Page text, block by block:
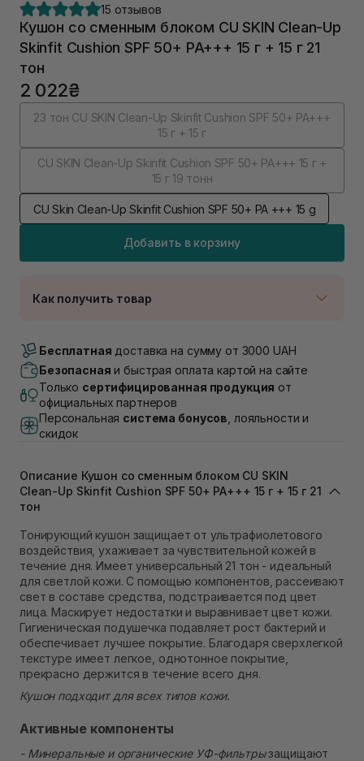
15 отзывов
Кушон со сменным блоком CU SKIN Clean-Up
Skinfit Cushion SPF 50+ PA+++ 15 г + 15 г 21
тон
2 022₴
23 тон CU SKIN Clean-Up Skinfit Cushion SPF 50+ PA+++
15 г + 15 г
CU SKIN Clean-Up Skinfit Cushion SPF 50+ PA+++ 15 г +
15 г 19 тонн
CU Skin Clean-Up Skinfit Cushion SPF 50+ PA +++ 15 g
Добавить в корзину
Как получить товар
В наличии
Самовывоз г. Луцк, Винниченка 4
Самовывоз г. Львов, ул. Академика Подстригача,
1В (Duck's Lake)
Самовывоз г. Львов ул. Степана Бандеры 43
В наличии
В наличии
Самовывоз г. Ровно, ул. Кулика и Гудачека 23 (ТЦ
Экватор)
В наличии
Бесплатная доставка на сумму от 3000 UAH
Безопасная и быстрая оплата картой на сайте
Только сертифицированная продукция от
официальных партнеров
Персональная система бонусов , лояльности и
скидок
Описание Кушон со сменным блоком CU SKIN
Clean-Up Skinfit Cushion SPF 50+ PA+++ 15 г + 15 г 21
тон
Тонирующий кушон защищает от ультрафиолетового
воздействия, ухаживает за чувствительной кожей в
течение дня. Имеет универсальный 21 тон - идеальный
для светлой кожи. С помощью компонентов, рассеивают
свет в составе средства, подстраивается под цвет
лица. Маскирует недостатки и выравнивает цвет кожи.
Гигиеническая подушечка подавляет рост бактерий и
обеспечивает лучшее покрытие. Благодаря сверхлегкой
текстуре имеет легкое, однотонное покрытие,
прекрасно держится в течение всего дня.
Кушон подходит для всех типов кожи.
Активные компоненты
- Минеральные и органические УФ-фильтрызащищают